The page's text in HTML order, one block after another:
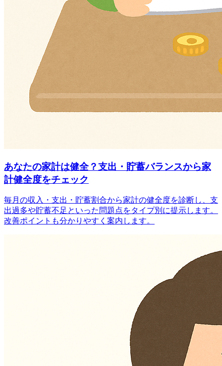
あなたの家計は健全？支出・貯蓄バランスから家
計健全度をチェック
毎月の収入・支出・貯蓄割合から家計の健全度を診断し、支
出過多や貯蓄不足といった問題点をタイプ別に提示します。
改善ポイントも分かりやすく案内します。